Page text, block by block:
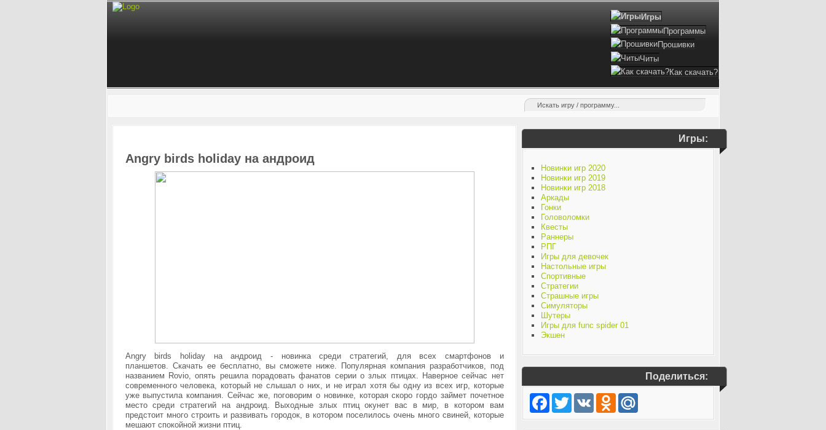
Игры
Программы
Прошивки
Читы
Как скачать?
Angry birds holiday на андроид
Angry birds holiday на андроид - новинка среди стратегий, для всех смартфонов и
планшетов. Скачать ее бесплатно, вы сможете ниже. Популярная компания разработчиков, под
названием Rovio, опять решила порадовать фанатов серии о злых птицах. Наверное сейчас нет
современного человека, который не слышал о них, и не играл хотя бы одну из всех игр, которые
уже выпустила компания. Сейчас же, поговорим о новинке, которая скоро гордо займет почетное
место среди стратегий на андроид.
Выходные злых птиц окунет вас в мир, в котором вам
предстоит много строить и развивать городок, в котором поселилось очень много свиней, которые
мешают спокойной жизни птиц.
Игры:
Новинки игр 2020
Новинки игр 2019
Новинки игр 2018
Аркады
Гонки
Головоломки
Квесты
Раннеры
РПГ
Игры для девочек
Настольные игры
Спортивные
Стратегии
Страшные игры
Симуляторы
Шутеры
Игры для func spider 01
Экшен
Поделиться:
FacebookTwitter VK Odnoklassniki